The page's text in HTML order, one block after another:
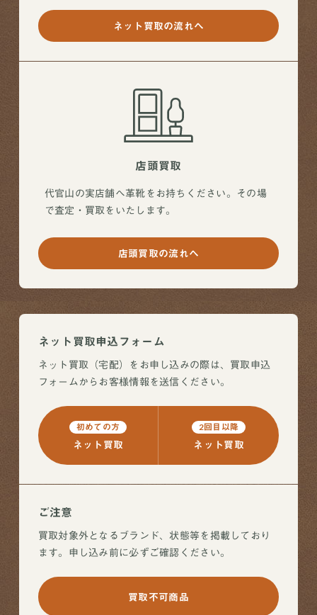
ネット買取の流れへ
店頭買取
代官山の実店舗へ革靴をお持ちください。その場
で査定・買取をいたします。
店頭買取の流れへ
ネット買取申込フォーム
ネット買取（宅配）をお申し込みの際は、買取申込
フォームからお客様情報を送信ください。
初めての方
ネット買取
2回目以降
ネット買取
ご注意
買取対象外となるブランド、状態等を掲載しており
ます。申し込み前に必ずご確認ください。
買取不可商品